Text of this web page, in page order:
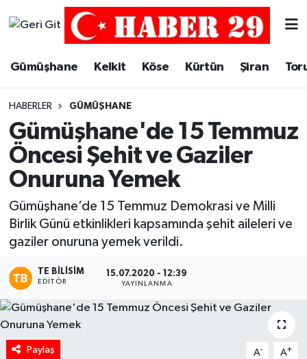
Gümüşhane Kelkit Köse Kürtün Şiran
HABERLER GÜMÜŞHANE
Gümüşhane'de 15 Temmuz
Öncesi Şehit ve Gaziler
Onuruna Yemek
Gümüşhane’de 15 Temmuz Demokrasi ve Milli
Birlik Günü etkinlikleri kapsamında şehit aileleri ve
gaziler onuruna yemek verildi.
TE BILISIM
EDITÖR
15.07.2020 - 12:39
YAYINLANMA
Paylaş A- A+
Merkez Trafik Yoğunluk Haritası
Süper Lig Puan Durumu ve Fikstür
Tüm Manşetler
Haber Arşivi